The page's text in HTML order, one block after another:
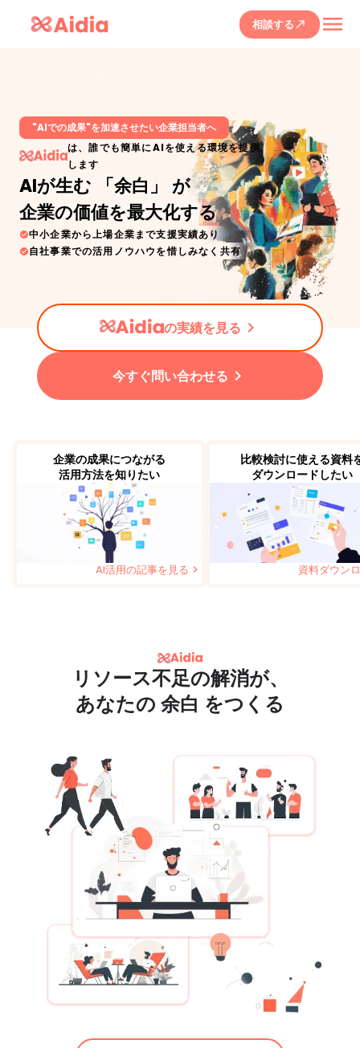
相談する call_made menu
"AIでの成果"を加速させたい企業担当者へ
は、誰でも簡単にAIを使える環境を提供
します
AIが生む 「余白」 が
企業の価値を最大化する
check_circle中小企業から上場企業まで支援実績あり
check_circle自社事業での活用ノウハウを惜しみなく共有
の実績を見る keyboard_arrow_right
今すぐ問い合わせる keyboard_arrow_right
企業の成果につながる
活用方法を知りたい
AI活用の記事を見る keyboard_arrow_right
比較検討に使える資料
ダウンロードしたい
資料ダウン
リソース不足の解消が、
あなたの 余白 をつくる